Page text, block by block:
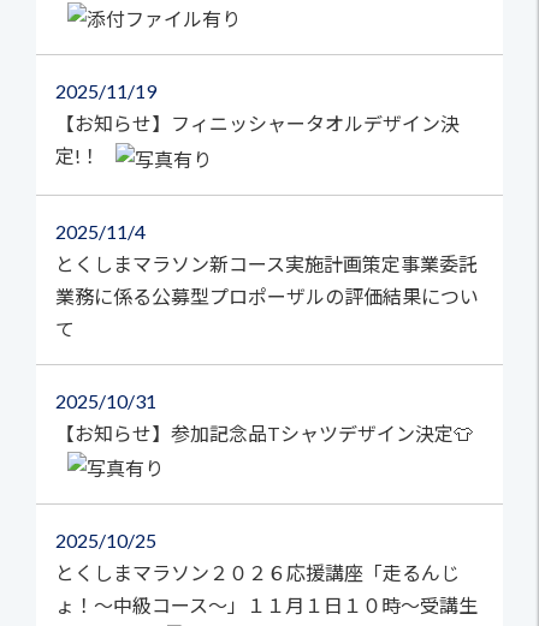
2025 11/19
【お知らせ】フィニッシャータオルデザイン決
定!！
2025 11/4
とくしまマラソン新コース実施計画策定事業委託
業務に係る公募型プロポーザルの評価結果につい
て
2025 10/31
【お知らせ】参加記念品Tシャツデザイン決定👕
2025 10/25
とくしまマラソン２０２６応援講座「走るんじ
ょ！～中級コース～」１１月１日１０時～受講生